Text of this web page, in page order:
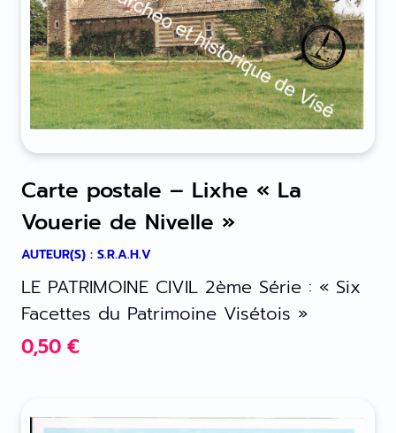
Carte postale – Lixhe « La
Vouerie de Nivelle »
AUTEUR(S) : S.R.A.H.V
LE PATRIMOINE CIVIL 2ème Série : « Six
Facettes du Patrimoine Visétois »
0,50 €